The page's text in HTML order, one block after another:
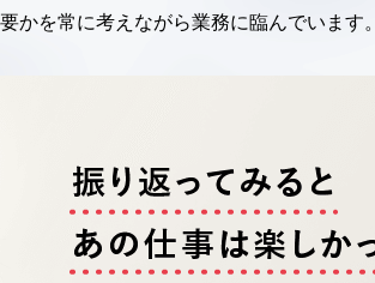
かを常に考えながら業務に臨んでいます。